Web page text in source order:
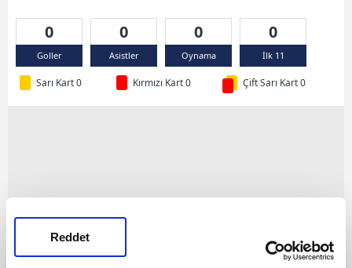
Reddet
0
Goller
0
Asistler
0
Oynama
0
İlk 11
Sarı Kart 0 Kırmızı Kart 0 Çift Sarı Kart 0